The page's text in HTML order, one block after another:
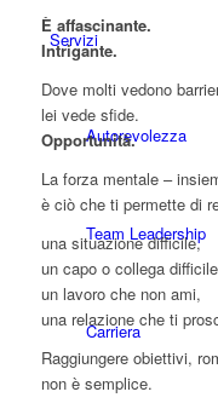
Servizi
Autorevolezza
Team Leadership
Carriera
È affascinante.
Intrigante.
Dove molti vedono
lei vede sfide.
Opportunità.
La forza mentale –
è ciò che ti permette di
una situazione difficile,
un capo o collega
un lavoro che non ami,
una relazione che ti
Raggiungere obiettivi,
non è semplice.